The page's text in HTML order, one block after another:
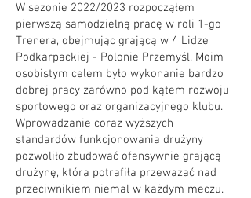
W sezonie 2022/2023 rozpocząłem
pierwszą samodzielną pracę w roli 1-go
Trenera, obejmując grającą w 4 Lidze
Podkarpackiej - Polonie Przemyśl. Moim
osobistym celem było wykonanie bardzo
dobrej pracy zarówno pod kątem rozwoju
sportowego oraz organizacyjnego klubu.
Wprowadzanie coraz wyższych
standardów funkcjonowania drużyny
pozwoliło zbudować ofensywnie grającą
drużynę, która potrafiła przeważać nad
przeciwnikiem niemal w każdym meczu.